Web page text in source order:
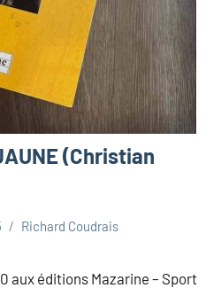
(Christian
Richard Coudrais
aux éditions Mazarine – Sport